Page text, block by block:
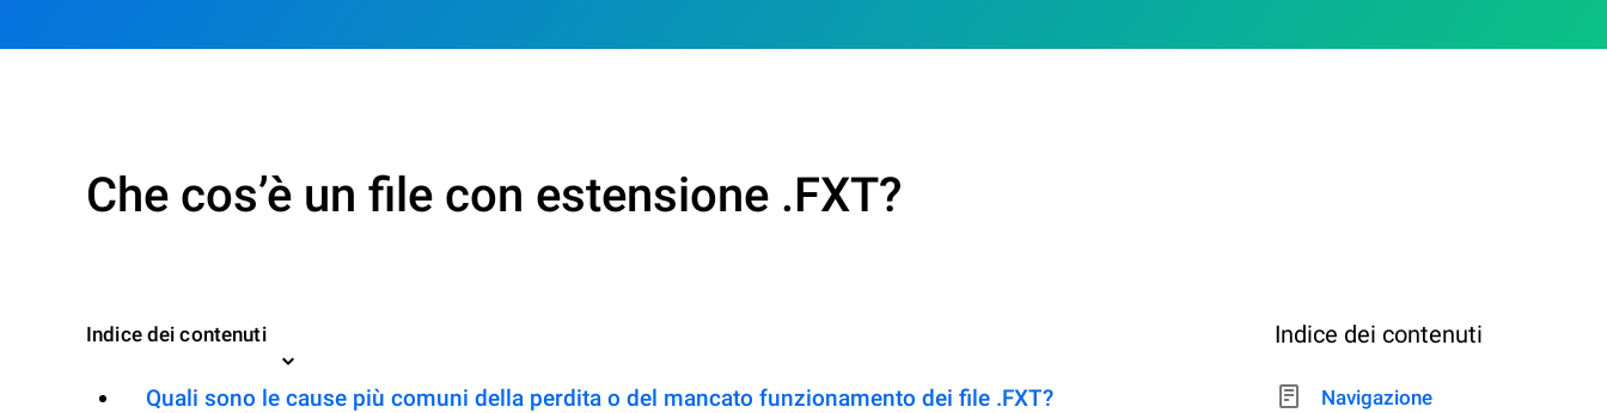
Che cos’è un file con estensione .FXT?
Indice dei contenuti
Quali sono le cause più comuni della perdita o del mancato funzionamento dei file .FXT?
Indice dei contenuti
Navigazione